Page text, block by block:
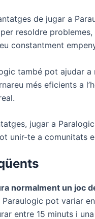
de jugar a
resoldre
constantment
també pot ajudar
més eficients a
jugar a
unir-te a comunitats
normalment un joc
Paraulogic pot variar
entre 15 minuts i